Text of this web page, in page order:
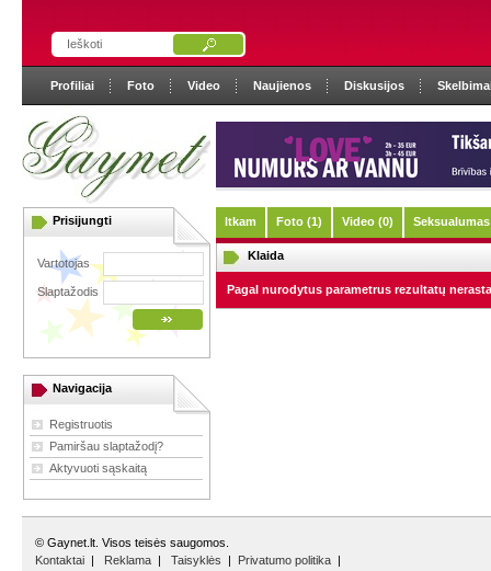
Profiliai Foto Video Naujienos Diskusijos
Prisijungti
Vartotojas
Slaptažodis
Navigacija
Registruotis
Pamiršau slaptažodį?
Aktyvuoti sąskaitą
ltkam Foto (1) Video (0)
Klaida
Pagal nurodytus parametrus rezultatų nerasta
© Gaynet.lt. Visos teisės saugomos.
Kontaktai | Reklama | Taisyklės | Privatumo politika |